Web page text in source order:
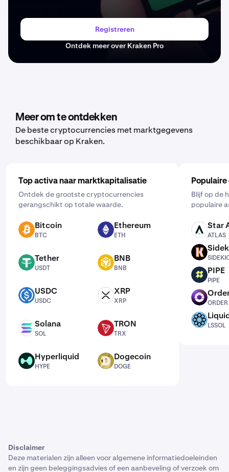
Registreren
Ontdek meer over Kraken Pro
Meer om te ontdekken
De beste cryptocurrencies met marktgegevens
beschikbaar op Kraken.
Top activa naar marktkapitalisatie
Ontdek de grootste cryptocurrencies
gerangschikt op totale waarde.
BTC Bitcoin
BTC
ETH Ethereum
ETH
USDT Tether
USDT
BNB BNB
BNB
USDC USDC
USDC
XRP XRP
XRP
SOL Solana
SOL
TRX TRON
TRX
HYPE Hyperliquid
HYPE
DOGE Dogecoin
DOGE
Blijf op de
populaire
ATLAS Star
ATLAS
SIDEKICK
PIPE PIPE
PIPE
ORDER
ORDER
LSSOL
LSSOL
Disclaimer
Deze materialen zijn alleen voor algemene informatiedoeleinden
en zijn geen beleggingsadvies of een aanbeveling of verzoek om